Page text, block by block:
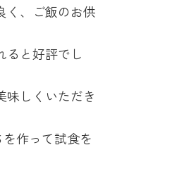
く、ご飯のお供
ると好評でし
味しくいただき
作って試食を